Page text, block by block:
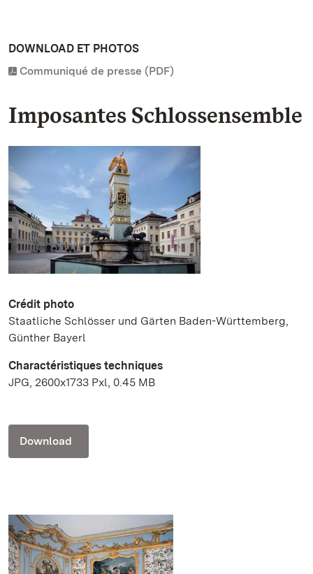
DOWNLOAD ET PHOTOS
Communiqué de presse (PDF)
Imposantes Schlossensemble
Crédit photo
Staatliche Schlösser und Gärten Baden-Württemberg,
Günther Bayerl
Charactéristiques techniques
JPG, 2600x1733 Pxl, 0.45 MB
Download